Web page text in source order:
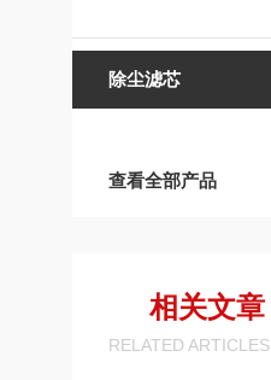
除尘滤芯
查看全部产品
相关文章
RELATED ARTICLES